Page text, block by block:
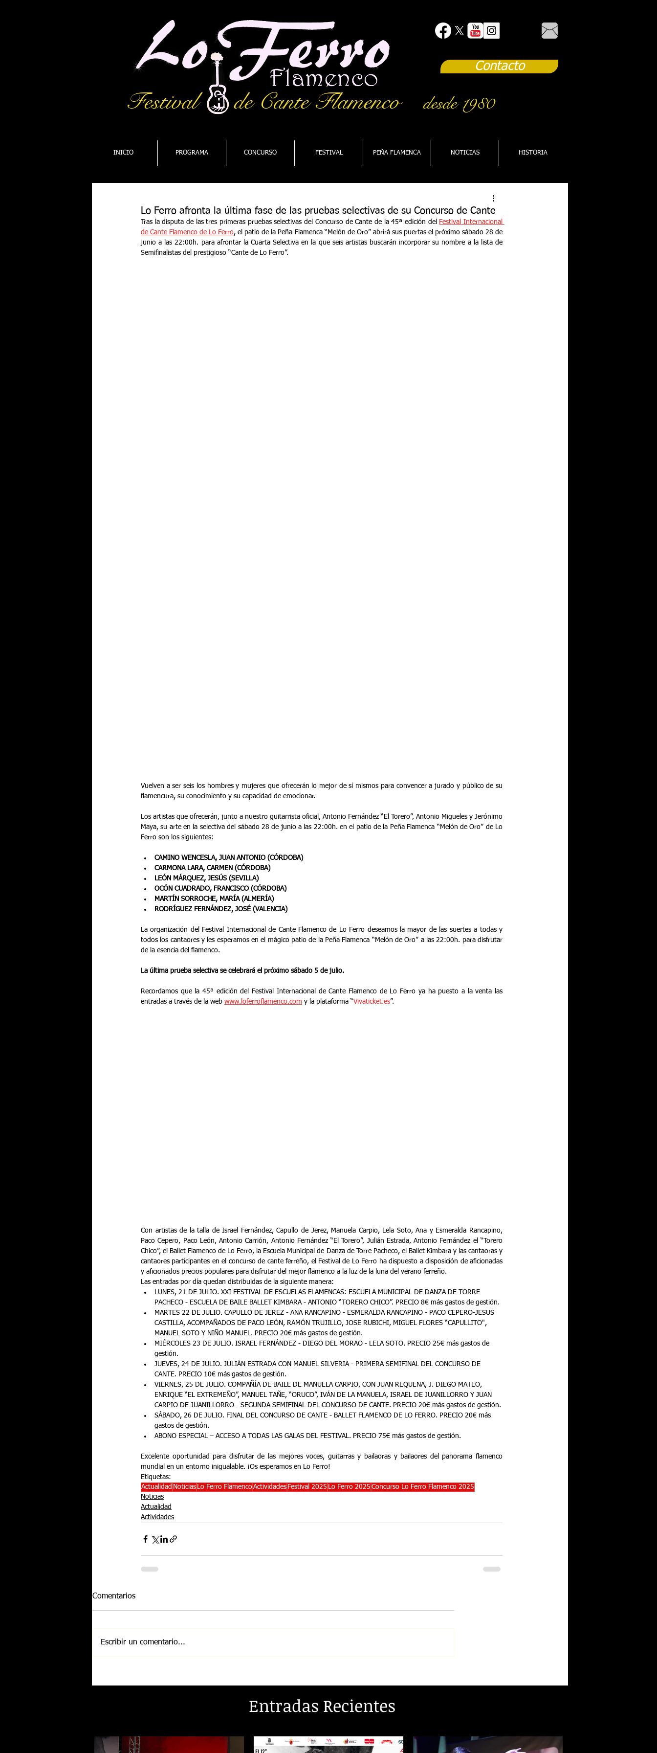
Contacto
Festival de Cante Flamencodesde 1980
INICIO PROGRAMA CONCURSO FESTIVAL PEÑA FLAMENCA NOTICIAS HISTORIA
Lo Ferro afronta la última fase de las pruebas selectivas de su Concurso de Cante
Tras la disputa de las tres primeras pruebas selectivas del Concurso de Cante de la 45ª edición del
Festival Internacional
de Cante Flamenco de Lo Ferro, el patio de la Peña Flamenca “Melón de Oro” abrirá sus puertas el próximo sábado 28 de
junio a las 22:00h. para afrontar la Cuarta Selectiva en la que seis artistas buscarán incorporar su nombre a la lista de
Semifinalistas del prestigioso “Cante de Lo Ferro”.
Vuelven a ser seis los hombres y mujeres que ofrecerán lo mejor de sí mismos para convencer a jurado y público de su
flamencura, su conocimiento y su capacidad de emocionar.
Los artistas que ofrecerán, junto a nuestro guitarrista oficial, Antonio Fernández “El Torero”, Antonio Migueles y Jerónimo
Maya, su arte en la selectiva del sábado 28 de junio a las 22:00h. en el patio de la Peña Flamenca “Melón de Oro” de Lo
Ferro son los siguientes:
CAMINO WENCESLA, JUAN ANTONIO (CÓRDOBA)
CARMONA LARA, CARMEN (CÓRDOBA)
LEÓN MÁRQUEZ, JESÚS (SEVILLA)
OCÓN CUADRADO, FRANCISCO (CÓRDOBA)
MARTÍN SORROCHE, MARÍA (ALMERÍA)
RODRÍGUEZ FERNÁNDEZ, JOSÉ (VALENCIA)
La organización del Festival Internacional de Cante Flamenco de Lo Ferro deseamos la mayor de las suertes a todas y
todos los cantaores y les esperamos en el mágico patio de la Peña Flamenca “Melón de Oro” a las 22:00h. para disfrutar
de la esencia del flamenco.
La última prueba selectiva se celebrará el próximo sábado 5 de julio.
Recordamos que la 45ª edición del Festival Internacional de Cante Flamenco de Lo Ferro ya ha puesto a la venta las
entradas a través de la web www.loferroflamenco.com y la plataforma “Vivaticket.es”.
Con artistas de la talla de Israel Fernández, Capullo de Jerez, Manuela Carpio, Lela Soto, Ana y Esmeralda Rancapino,
Paco Cepero, Paco León, Antonio Carrión, Antonio Fernández “El Torero”, Julián Estrada, Antonio Fernández el “Torero
Chico”, el Ballet Flamenco de Lo Ferro, la Escuela Municipal de Danza de Torre Pacheco, el Ballet Kimbara y las cantaoras y
cantaores participantes en el concurso de cante ferreño, el Festival de Lo Ferro ha dispuesto a disposición de aficionadas
y aficionados precios populares para disfrutar del mejor flamenco a la luz de la luna del verano ferreño.
Las entradas por día quedan distribuidas de la siguiente manera:
LUNES, 21 DE JULIO. XXI FESTIVAL DE ESCUELAS FLAMENCAS: ESCUELA MUNICIPAL DE DANZA DE TORRE
PACHECO - ESCUELA DE BAILE BALLET KIMBARA - ANTONIO “TORERO CHICO”. PRECIO 8€ más gastos de gestión.
MARTES 22 DE JULIO. CAPULLO DE JEREZ - ANA RANCAPINO - ESMERALDA RANCAPINO - PACO CEPERO-JESUS
CASTILLA, ACOMPAÑADOS DE PACO LEÓN, RAMÓN TRUJILLO, JOSE RUBICHI, MIGUEL FLORES “CAPULLITO",
MANUEL SOTO Y NIÑO MANUEL. PRECIO 20€ más gastos de gestión.
MIÉRCOLES 23 DE JULIO. ISRAEL FERNÁNDEZ - DIEGO DEL MORAO - LELA SOTO. PRECIO 25€ más gastos de
gestión.
JUEVES, 24 DE JULIO. JULIÁN ESTRADA CON MANUEL SILVERIA - PRIMERA SEMIFINAL DEL CONCURSO DE
CANTE. PRECIO 10€ más gastos de gestión.
VIERNES, 25 DE JULIO. COMPAÑÍA DE BAILE DE MANUELA CARPIO, CON JUAN REQUENA, J. DIEGO MATEO,
ENRIQUE “EL EXTREMEÑO”, MANUEL TAÑE, “ORUCO”, IVÁN DE LA MANUELA, ISRAEL DE JUANILLORRO Y JUAN
CARPIO DE JUANILLORRO - SEGUNDA SEMIFINAL DEL CONCURSO DE CANTE. PRECIO 20€ más gastos de gestión.
SÁBADO, 26 DE JULIO. FINAL DEL CONCURSO DE CANTE - BALLET FLAMENCO DE LO FERRO. PRECIO 20€ más
gastos de gestión.
ABONO ESPECIAL – ACCESO A TODAS LAS GALAS DEL FESTIVAL. PRECIO 75€ más gastos de gestión.
Excelente oportunidad para disfrutar de las mejores voces, guitarras y bailaoras y bailaores del panorama flamenco
mundial en un entorno inigualable. ¡Os esperamos en Lo Ferro!
Etiquetas:
Actualidad Noticias Lo Ferro FlamencoActividades Festival 2025 Lo Ferro 2025 Concurso Lo Ferro Flamenco 2025
Noticias
Actualidad
Actividades
Comentarios
Escribir un comentario...
Entradas Recientes